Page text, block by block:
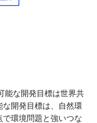
能な開発目標は世界共
開発目標は、自然環
環境問題と強いつな